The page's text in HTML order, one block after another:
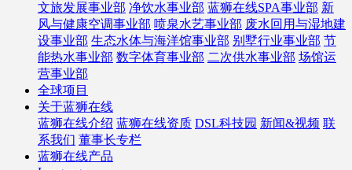
文旅发展事业部 净饮水事业部 蓝狮在线SPA事业部 新
风与健康空调事业部 喷泉水艺事业部 废水回用与湿地建
设事业部 生态水体与海洋馆事业部 别墅行业事业部 节
能热水事业部 数字体育事业部 二次供水事业部 场馆运
营事业部
全球项目
关于蓝狮在线
蓝狮在线介绍 蓝狮在线资质 DSL科技园 新闻&视频 联
系我们 董事长专栏
蓝狮在线产品